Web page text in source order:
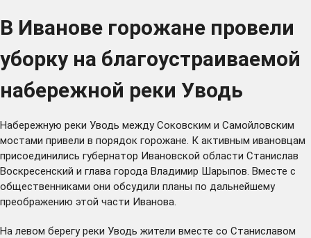
В Иванове горожане провели
уборку на благоустраиваемой
набережной реки Уводь
Набережную реки Уводь между Соковским и Самойловским
мостами привели в порядок горожане. К активным ивановцам
присоединились губернатор Ивановской области Станислав
Воскресенский и глава города Владимир Шарыпов. Вместе с
общественниками они обсудили планы по дальнейшему
преображению этой части Иванова.
На левом берегу реки Уводь жители вместе со Станиславом